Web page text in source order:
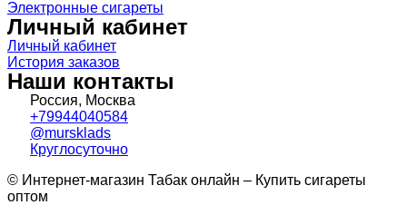
Электронные сигареты
Личный кабинет
Личный кабинет
История заказов
Наши контакты
Россия, Москва
+79944040584
@mursklads
Круглосуточно
© Интернет-магазин Табак онлайн – Купить сигареты
оптом